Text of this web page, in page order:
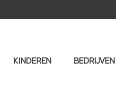
KINDEREN BEDRIJVEN